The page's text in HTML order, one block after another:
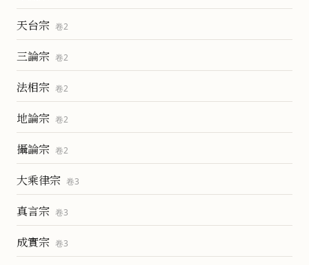
天台宗 卷2
三論宗 卷2
法相宗 卷2
地論宗 卷2
攝論宗 卷2
大乘律宗 卷3
真言宗 卷3
成實宗 卷3